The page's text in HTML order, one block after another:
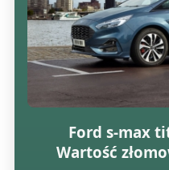
Ford s-max
Wartość